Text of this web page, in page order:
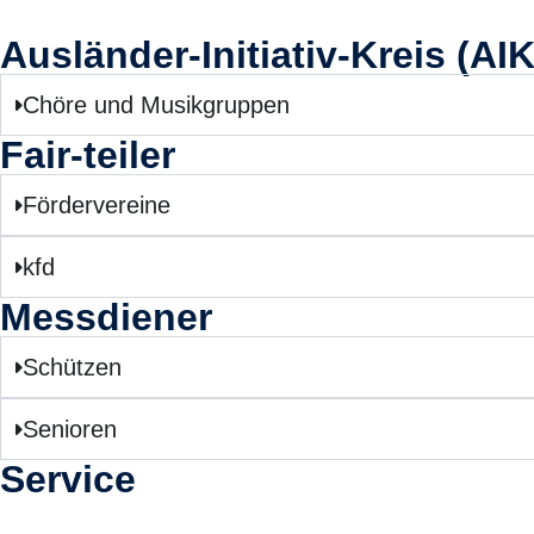
Ausländer-Initiativ-Kreis
Chöre und Musikgruppen
Fair-teiler
Fördervereine
kfd
Messdiener
Schützen
Senioren
Service